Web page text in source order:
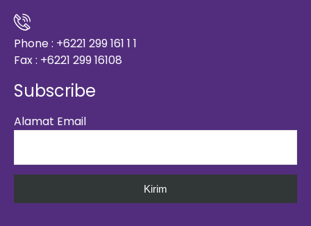
Phone : +6221 299 161 1 1
Fax : +6221 299 16108
Subscribe
Alamat Email